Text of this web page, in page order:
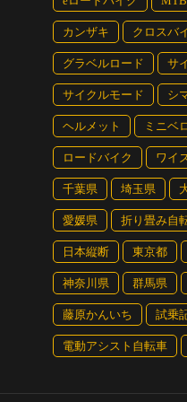
カンザキ クロスバ
グラベルロード サ
サイクルモード シ
ヘルメット ミニベ
ロードバイク ワイ
千葉県 埼玉県
愛媛県 折り畳み自
日本縦断 東京都
神奈川県 群馬県
藤原かんいち 試乗
電動アシスト自転車